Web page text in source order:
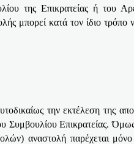
της Επικρατείας ή του
μπορεί κατά τον ίδιο
την εκτέλεση της
Συμβουλίου Επικρατείας.
αναστολή παρέχεται